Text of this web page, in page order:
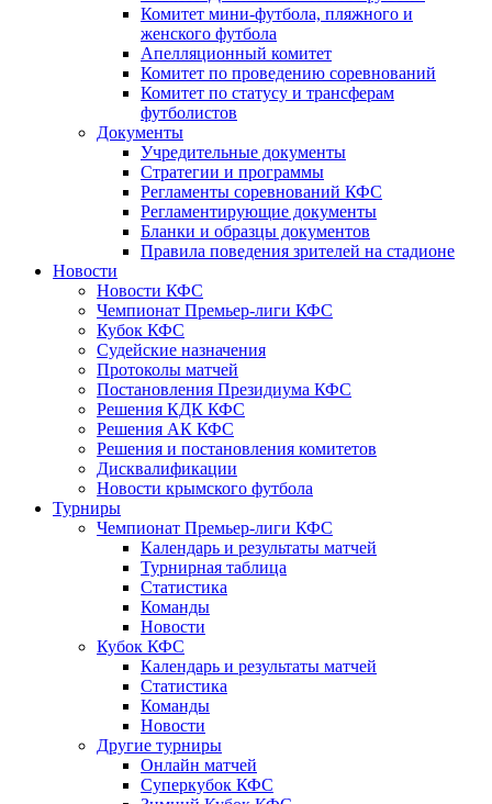
Комитет мини-футбола, пляжного и
женского футбола
Апелляционный комитет
Комитет по проведению соревнований
Комитет по статусу и трансферам
футболистов
Документы
Учредительные документы
Стратегии и программы
Регламенты соревнований КФС
Регламентирующие документы
Бланки и образцы документов
Правила поведения зрителей на стадионе
Новости
Новости КФС
Чемпионат Премьер-лиги КФС
Кубок КФС
Судейские назначения
Протоколы матчей
Постановления Президиума КФС
Решения КДК КФС
Решения АК КФС
Решения и постановления комитетов
Дисквалификации
Новости крымского футбола
Турниры
Чемпионат Премьер-лиги КФС
Календарь и результаты матчей
Турнирная таблица
Статистика
Команды
Новости
Кубок КФС
Календарь и результаты матчей
Статистика
Команды
Новости
Другие турниры
Онлайн матчей
Суперкубок КФС